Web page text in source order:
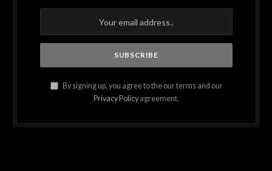
By signing up, you agree to the our terms and our
Privacy Policy agreement.